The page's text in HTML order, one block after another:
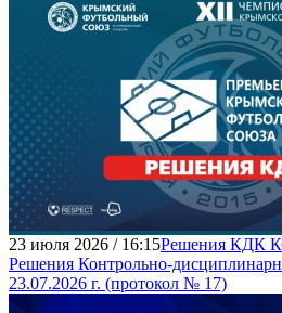
23 июля 2026 / 16:15Решения КДК
Решения Контрольно-
23.07.2026 г. (протокол № 17)